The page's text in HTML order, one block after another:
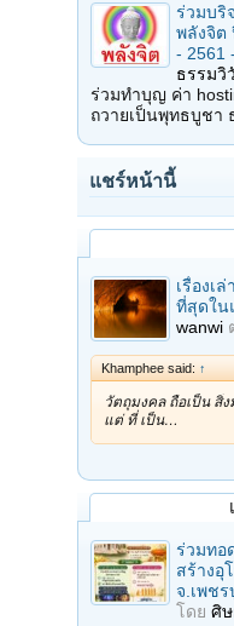
ร่วมบริ
พลังจิต
- 2561
ธรรม
ร่วมทำบุญ ค่า
ถวายเป็นพุทธบูชา
แชร์หน้านี้
เรื่องเ
ที่สุดใ
wanwi
Khamphee said: ↑
วัตถุมงคล ถือเป็น สิ่
แต่ ที่ เป็น…
ร่วมทอ
สร้างอุ
จ.เพช
โดย ศิ